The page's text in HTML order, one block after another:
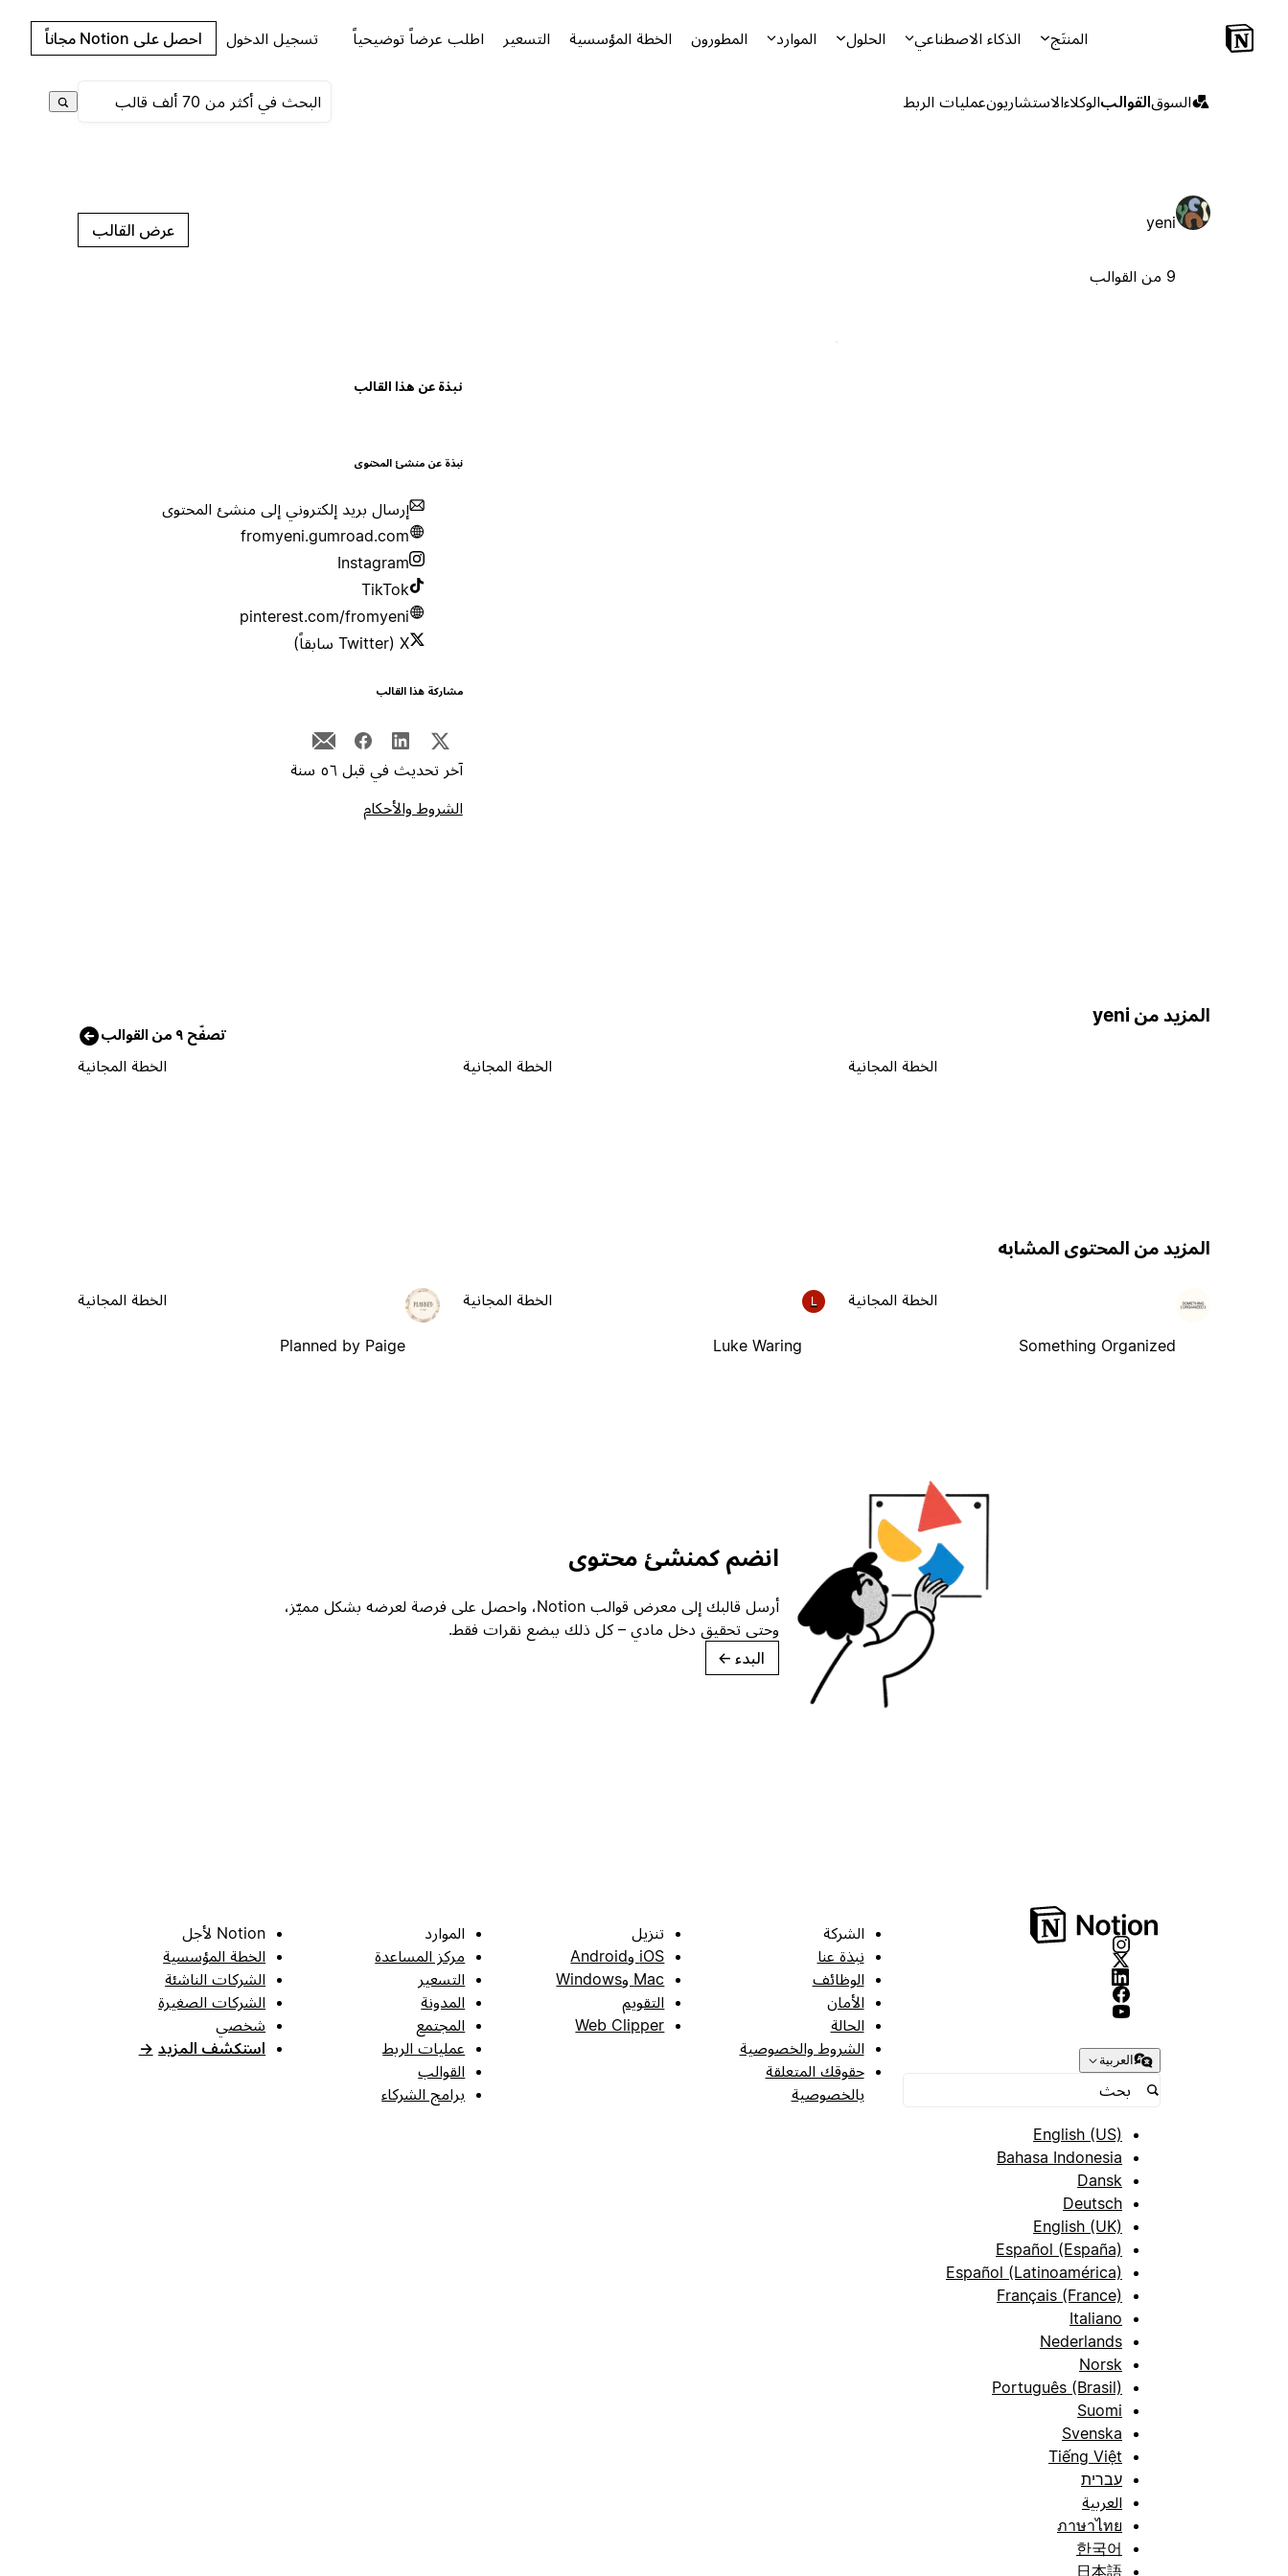
المنتَج الذكاء الاصطناعي الحلول الموارد المطورون الخطة المؤسسية التسعير اطلب عرضاً توضيحياً تسجيل الدخول احصل على Notion مجاناً
السوقالقوالبالوكلاءالاستشاريونعمليات الربط
yeni
9 من القوالب
عرض القالب
نبذة عن هذا القالب
نبذة عن منشئ المحتوى
إرسال بريد إلكتروني إلى منشئ المحتوى
fromyeni.gumroad.com
Instagram
TikTok
pinterest.com/fromyeni
X (Twitter سابقاً)
مشاركة هذا القالب
آخر تحديث في قبل ٥٦ سنة
الشروط والأحكام
المزيد من yeni
تصفّح ٩ من القوالب
الخطة المجانية الخطة المجانية الخطة المجانية
المزيد من المحتوى المشابه
Something Organized
الخطة المجانية L
Luke Waring
الخطة المجانية
Planned by Paige
الخطة المجانية
انضم كمنشئ محتوى
أرسل قالبك إلى معرض قوالب Notion، واحصل على فرصة لعرضه بشكل مميّز،
وحتى تحقيق دخل مادي – كل ذلك ببضع نقرات فقط.
البدء →
العربية
English (US)
Bahasa Indonesia
Dansk
Deutsch
English (UK)
Español (España)
Español (Latinoamérica)
Français (France)
Italiano
Nederlands
Norsk
Português (Brasil)
Suomi
Svenska
Tiếng Việt
עברית
العربية
ภาษาไทย
한국어
日本語
الشركة
نبذة عنا
الوظائف
الأمان
الحالة
الشروط والخصوصية
حقوقك المتعلقة
بالخصوصية
تنزيل
iOS وAndroid
Mac وWindows
التقويم
Web Clipper
الموارد
مركز المساعدة
التسعير
المدونة
المجتمع
عمليات الربط
القوالب
برامج الشركاء
Notion لأجل
الخطة المؤسسية
الشركات الناشئة
الشركات الصغيرة
شخصي
استكشف المزيد →